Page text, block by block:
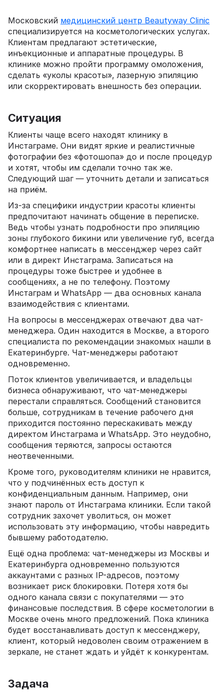
Московский медицинский центр Beautyway Clinic
специализируется на косметологических услугах.
Клиентам предлагают эстетические,
инъекционные и аппаратные процедуры. В
клинике можно пройти программу омоложения,
сделать «уколы красоты», лазерную эпиляцию
или скорректировать внешность без операции.
Ситуация
Клиенты чаще всего находят клинику в
Инстаграме. Они видят яркие и реалистичные
фотографии без «фотошопа» до и после процедур
и хотят, чтобы им сделали точно так же.
Следующий шаг — уточнить детали и записаться
на приём.
Из-за специфики индустрии красоты клиенты
предпочитают начинать общение в переписке.
Ведь чтобы узнать подробности про эпиляцию
зоны глубокого бикини или увеличение губ, всегда
комфортнее написать в мессенджер через сайт
или в директ Инстаграма. Записаться на
процедуры тоже быстрее и удобнее в
сообщениях, а не по телефону. Поэтому
Инстаграм и WhatsApp — два основных канала
взаимодействия с клиентами.
На вопросы в мессенджерах отвечают два чат-
менеджера. Один находится в Москве, а второго
специалиста по рекомендации знакомых нашли в
Екатеринбурге. Чат-менеджеры работают
одновременно.
Поток клиентов увеличивается, и владельцы
бизнеса обнаруживают, что чат-менеджеры
перестали справляться. Сообщений становится
больше, сотрудникам в течение рабочего дня
приходится постоянно перескакивать между
директом Инстаграма и WhatsApp. Это неудобно,
сообщения теряются, запросы остаются
неотвеченными.
Кроме того, руководителям клиники не нравится,
что у подчинённых есть доступ к
конфиденциальным данным. Например, они
знают пароль от Инстаграма клиники. Если такой
сотрудник захочет уволиться, он может
использовать эту информацию, чтобы навредить
бывшему работодателю.
Ещё одна проблема: чат-менеджеры из Москвы и
Екатеринбурга одновременно пользуются
аккаунтами с разных IP-адресов, поэтому
возникает риск блокировки. Потеря хотя бы
одного канала связи с покупателями — это
финансовые последствия. В сфере косметологии в
Москве очень много предложений. Пока клиника
будет восстанавливать доступ к мессенджеру,
клиент, который недоволен своим отражением в
зеркале, не станет ждать и уйдёт к конкурентам.
Задача